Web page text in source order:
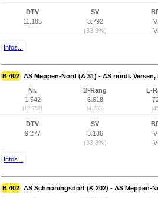
DTV
11.185
SV
3.792
(33,9%)
Infos...
B 402 AS Meppen-Nord (A 31) - AS nördl.
Nr.
1.542
(12.752)
B-Rang
6.618
(4.233)
L-
DTV
9.277
SV
3.136
(33,8%)
Infos...
B 402 AS Schnöningsdorf (K 202) - AS Meppen-